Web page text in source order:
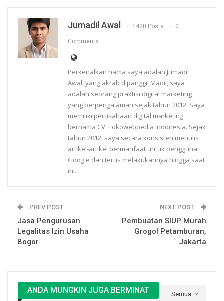
Jumadil Awal 1420 Posts 0
Comments
Perkenalkan nama saya adalah Jumadil
Awal, yang akrab dipanggil Madil, saya
adalah seorang praktisi digital marketing
yang berpengalaman sejak tahun 2012. Saya
memiliki perusahaan digital marketing
bernama CV. Tokowebpedia Indonesia. Sejak
tahun 2012, saya secara konsisten menulis
artikel-artikel bermanfaat untuk pengguna
Google dan terus melakukannya hingga saat
ini.
PREV POST
Jasa Pengurusan
Legalitas Izin Usaha
Bogor
NEXT POST
Pembuatan SIUP Murah
Grogol Petamburan,
Jakarta
Semua
ANDA MUNGKIN JUGA BERMINAT